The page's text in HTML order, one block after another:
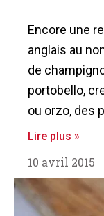
Encore une
anglais au
de
portobello,
ou orzo, des
Lire plus »
10 avril 2015